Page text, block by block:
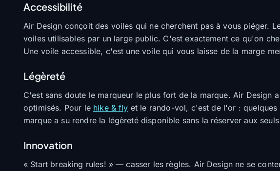
Accessibilité
Air Design conçoit des voiles qui ne cherchent pas à vous piéger.
voiles utilisables par un large public. C'est exactement ce qu'on
Une voile accessible, c'est une voile qui vous laisse de la marge
Légèreté
C'est sans doute le marqueur le plus fort de la marque. Air Design
optimisés. Pour le hike & fly et le rando-vol, c'est de l'or : quelques
marque a su rendre la légèreté disponible sans la réserver aux
Innovation
« Start breaking rules! » — casser les règles. Air Design ne se